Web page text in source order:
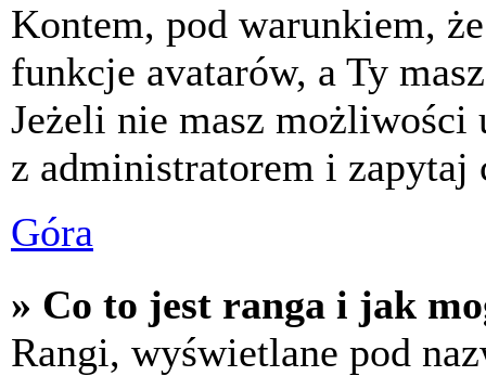
Kontem, pod warunkiem,
funkcje avatarów, a Ty
Jeżeli nie masz możliwości
z administratorem i zapytaj
Góra
» Co to jest ranga i jak
Rangi, wyświetlane pod